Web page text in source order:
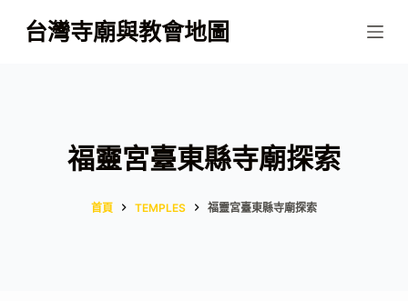
跳
至
台灣寺廟與教會地圖
福靈宮臺東縣寺廟探索
首頁 TEMPLES 福靈宮臺東縣寺廟探索